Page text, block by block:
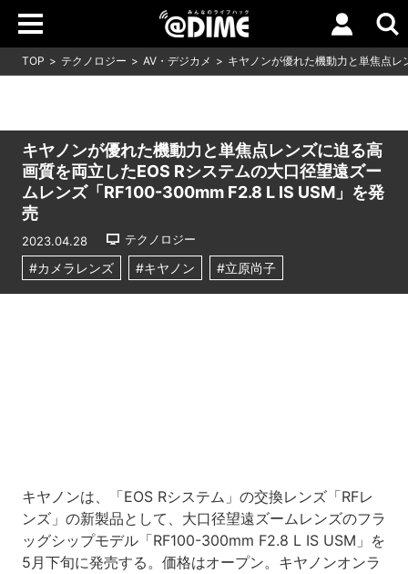
TOP テクノロジー AV・デジカメ キヤノンが優れた機動力と単焦点
キヤノンが優れた機動力と単焦点レンズに迫る高
画質を両立したEOS Rシステムの大口径望遠ズー
ムレンズ「RF100-300mm F2.8 L IS USM」を発
売
2023.04.28 テクノロジー
#カメラレンズ #キヤノン #立原尚子
キヤノンは、「EOS Rシステム」の交換レンズ「RFレ
ンズ」の新製品として、大口径望遠ズームレンズのフラ
ッグシップモデル「RF100-300mm F2.8 L IS USM」を
5月下旬に発売する。価格はオープン。キヤノンオンラ